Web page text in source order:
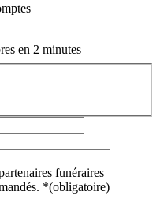
en 2 minutes
funéraires
*(obligatoire)